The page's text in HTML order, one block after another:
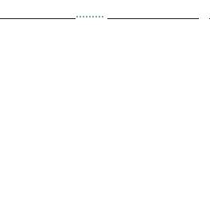
.........